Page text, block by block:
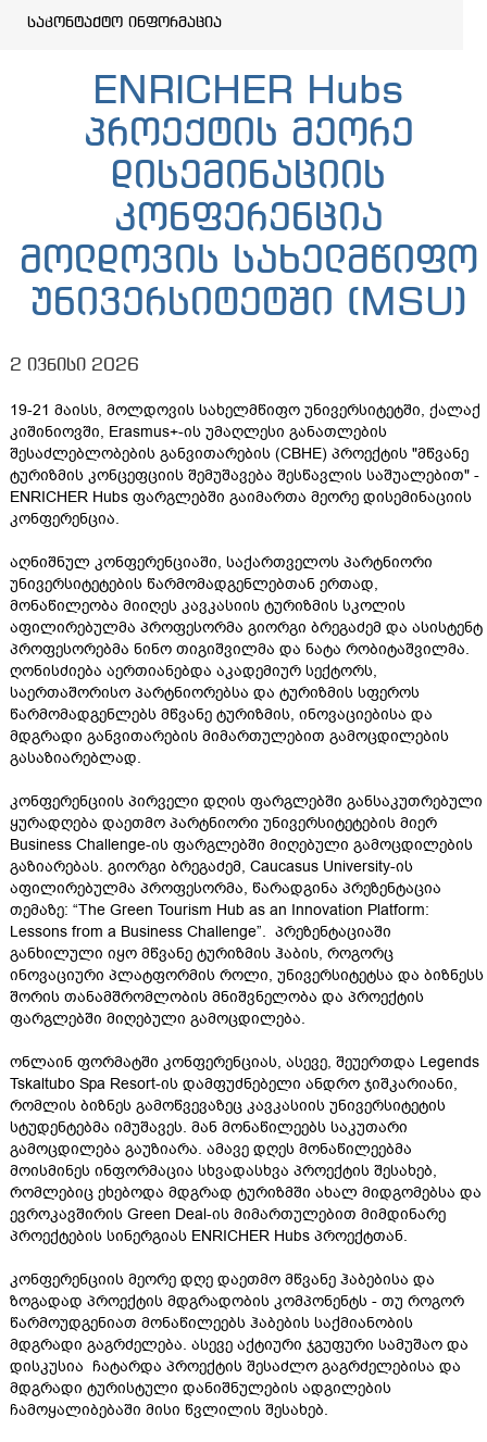
საკონტაქტო ინფორმაცია
ENRICHER Hubs
პროექტის მეორე
დისემინაციის
კონფერენცია
მოლდოვის სახელმწიფო
უნივერსიტეტში (MSU)
2 ივნისი 2026
19-21 მაისს, მოლდოვის სახელმწიფო უნივერსიტეტში, ქალაქ
კიშინიოვში, Erasmus+-ის უმაღლესი განათლების
შესაძლებლობების განვითარების (CBHE) პროექტის "მწვანე
ტურიზმის კონცეფციის შემუშავება შესწავლის საშუალებით" -
ENRICHER Hubs ფარგლებში გაიმართა მეორე დისემინაციის
კონფერენცია.
აღნიშნულ კონფერენციაში, საქართველოს პარტნიორი
უნივერსიტეტების წარმომადგენლებთან ერთად,
მონაწილეობა მიიღეს კავკასიის ტურიზმის სკოლის
აფილირებულმა პროფესორმა გიორგი ბრეგაძემ და ასისტენტ
პროფესორებმა ნინო თიგიშვილმა და ნატა რობიტაშვილმა.
ღონისძიება აერთიანებდა აკადემიურ სექტორს,
საერთაშორისო პარტნიორებსა და ტურიზმის სფეროს
წარმომადგენლებს მწვანე ტურიზმის, ინოვაციებისა და
მდგრადი განვითარების მიმართულებით გამოცდილების
გასაზიარებლად.
კონფერენციის პირველი დღის ფარგლებში განსაკუთრებული
ყურადღება დაეთმო პარტნიორი უნივერსიტეტების მიერ
Business Challenge-ის ფარგლებში მიღებული გამოცდილების
გაზიარებას. გიორგი ბრეგაძემ, Caucasus University-ის
აფილირებულმა პროფესორმა, წარადგინა პრეზენტაცია
თემაზე: “The Green Tourism Hub as an Innovation Platform:
Lessons from a Business Challenge”. პრეზენტაციაში
განხილული იყო მწვანე ტურიზმის ჰაბის, როგორც
ინოვაციური პლატფორმის როლი, უნივერსიტეტსა და ბიზნესს
შორის თანამშრომლობის მნიშვნელობა და პროექტის
ფარგლებში მიღებული გამოცდილება.
ონლაინ ფორმატში კონფერენციას, ასევე, შეუერთდა Legends
Tskaltubo Spa Resort-ის დამფუძნებელი ანდრო ჯიშკარიანი,
რომლის ბიზნეს გამოწვევაზეც კავკასიის უნივერსიტეტის
სტუდენტებმა იმუშავეს. მან მონაწილეებს საკუთარი
გამოცდილება გაუზიარა. ამავე დღეს მონაწილეებმა
მოისმინეს ინფორმაცია სხვადასხვა პროექტის შესახებ,
რომლებიც ეხებოდა მდგრად ტურიზმში ახალ მიდგომებსა და
ევროკავშირის Green Deal-ის მიმართულებით მიმდინარე
პროექტების სინერგიას ENRICHER Hubs პროექტთან.
კონფერენციის მეორე დღე დაეთმო მწვანე ჰაბებისა და
ზოგადად პროექტის მდგრადობის კომპონენტს - თუ როგორ
წარმოუდგენიათ მონაწილეებს ჰაბების საქმიანობის
მდგრადი გაგრძელება. ასევე აქტიური ჯგუფური სამუშაო და
დისკუსია ჩატარდა პროექტის შესაძლო გაგრძელებისა და
მდგრადი ტურისტული დანიშნულების ადგილების
ჩამოყალიბებაში მისი წვლილის შესახებ.